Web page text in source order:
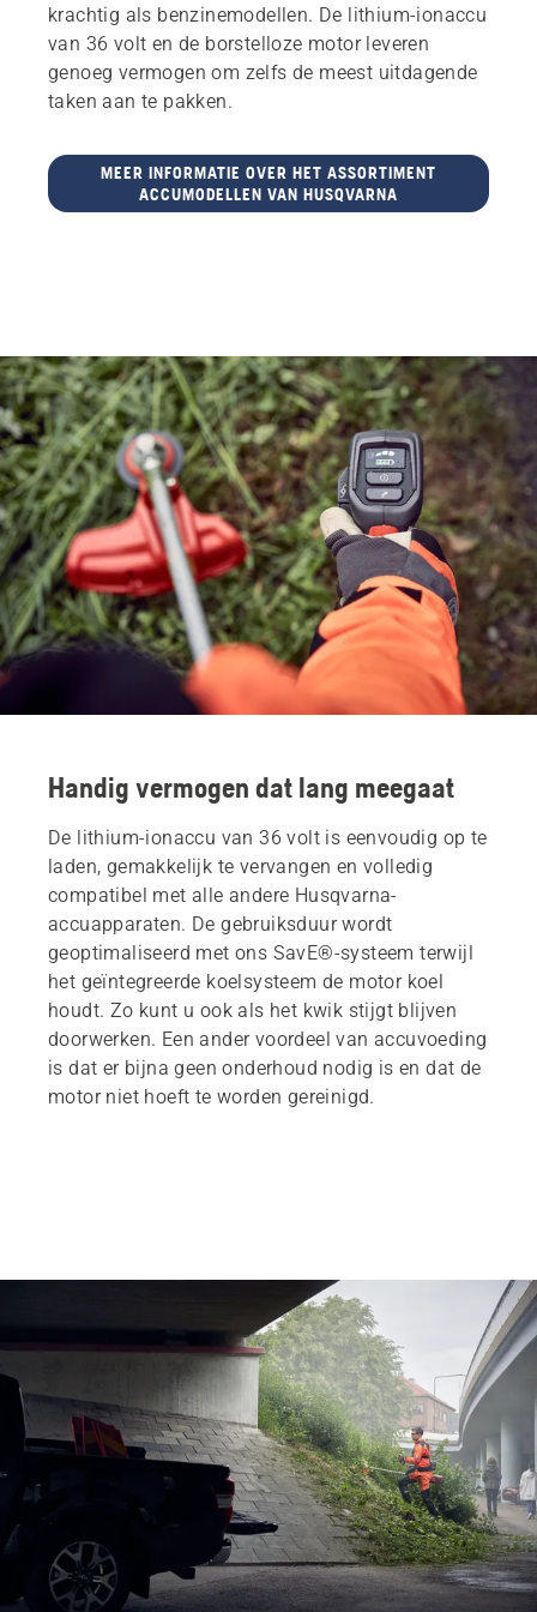
krachtig als benzinemodellen. De lithium-ionaccu
van 36 volt en de borstelloze motor leveren
genoeg vermogen om zelfs de meest uitdagende
taken aan te pakken.
MEER INFORMATIE OVER HET ASSORTIMENT
ACCUMODELLEN VAN HUSQVARNA
Handig vermogen dat lang meegaat
De lithium-ionaccu van 36 volt is eenvoudig op te
laden, gemakkelijk te vervangen en volledig
compatibel met alle andere Husqvarna-
accuapparaten. De gebruiksduur wordt
geoptimaliseerd met ons SavE®-systeem terwijl
het geïntegreerde koelsysteem de motor koel
houdt. Zo kunt u ook als het kwik stijgt blijven
doorwerken. Een ander voordeel van accuvoeding
is dat er bijna geen onderhoud nodig is en dat de
motor niet hoeft te worden gereinigd.